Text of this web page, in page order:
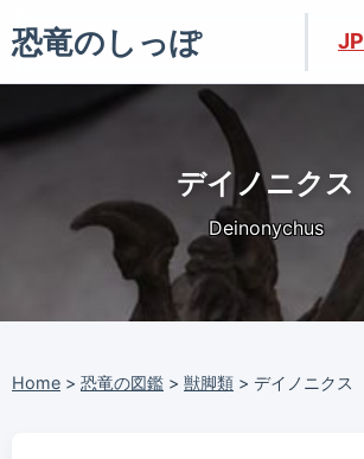
恐竜のしっぽ JP
デイノニクス
Deinonychus
Home > 恐竜の図鑑 > 獣脚類 > デイノニクス